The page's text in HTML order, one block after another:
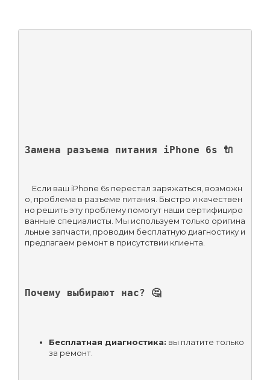
Замена разъема питания iPhone 6s 🔌
о, проблема в разъеме питания. Быстро и качествен
но решить эту проблему помогут наши сертифициро
ванные специалисты. Мы используем только оригина
льные запчасти, проводим бесплатную диагностику и
Почему выбирают нас? 🤔
Бесплатная диагностика: вы платите только
за ремонт.